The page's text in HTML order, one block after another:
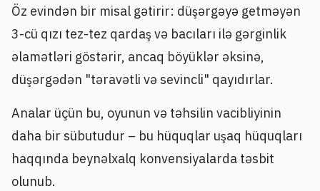
Öz evindən bir misal gətirir: düşərgəyə getməyən
3-cü qızı tez-tez qardaş və bacıları ilə gərginlik
əlamətləri göstərir, ancaq böyüklər əksinə,
düşərgədən "təravətli və sevincli" qayıdırlar.
Analar üçün bu, oyunun və təhsilin vacibliyinin
daha bir sübutudur – bu hüquqlar uşaq hüquqları
haqqında beynəlxalq konvensiyalarda təsbit
olunub.